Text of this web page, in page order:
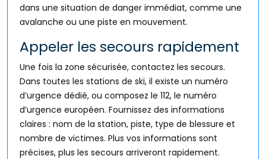
dans une situation de danger immédiat, comme une
avalanche ou une piste en mouvement.
Appeler les secours rapidement
Une fois la zone sécurisée, contactez les secours.
Dans toutes les stations de ski, il existe un numéro
d’urgence dédié, ou composez le 112, le numéro
d’urgence européen. Fournissez des informations
claires : nom de la station, piste, type de blessure et
nombre de victimes. Plus vos informations sont
précises, plus les secours arriveront rapidement.